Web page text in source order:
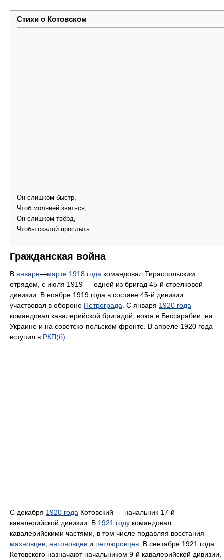
Стихи о Котовском
Он слишком быстр,
Чтоб молнией зваться,
Он слишком твёрд,
Чтобы скалой прослыть…
Гражданская война
В январе—марте 1918 года командовал Тираспольским
отрядом, с июля 1919 — одной из бригад 45-й стрелковой
дивизии. В ноябре 1919 года в составе 45-й дивизии
участвовал в обороне Петрограда . С января 1920 года
командовал кавалерийской бригадой, воюя в Бессарабии, на
Украине и на советско-польском фронте. В апреле 1920 года
вступил в РКП(б)
С декабря 1920 года Котовский — начальник 17-й
кавалерийской дивизии. В 1921 году командовал
кавалерийскими частями, в том числе подавляя восстания
махновцев антоновцев и петлюровцев . В сентябре 1921 года
Котовского назначают начальником 9-й кавалерийской дивизии,